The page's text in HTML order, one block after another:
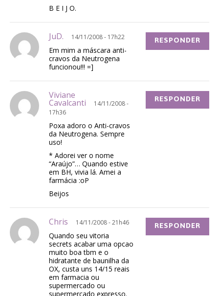
B E I J O.
JuD. 14/11/2008 - 17h22
Em mim a máscara anti-
cravos da Neutrogena
funcionou!!! =]
RESPONDER
Viviane
Cavalcanti
14/11/2008 -
17h36
Poxa adoro o Anti-cravos
da Neutrogena. Sempre
uso!
* Adorei ver o nome
“Araújo”… Quando estive
em BH, vivia lá. Amei a
farmácia :oP
Beijos
RESPONDER
Chris 14/11/2008 - 21h46
Quando seu vitoria
secrets acabar uma opcao
muito boa tbm e o
hidratante de baunilha da
OX, custa uns 14/15 reais
em farmacia ou
supermercado ou
supermercado expresso.
RESPONDER